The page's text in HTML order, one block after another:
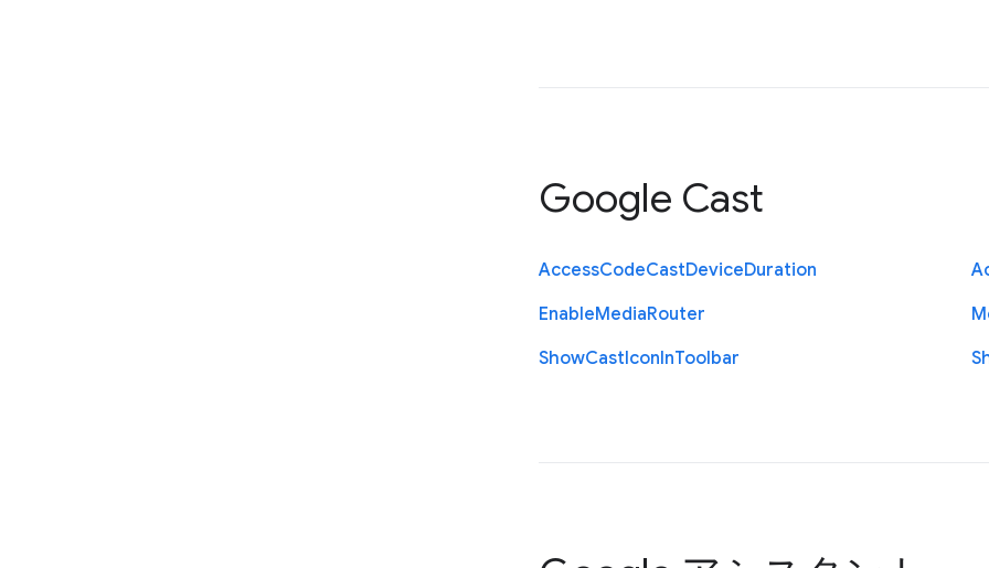
Google Cast
AccessCodeCastDeviceDuration
EnableMediaRouter
ShowCastIconInToolbar